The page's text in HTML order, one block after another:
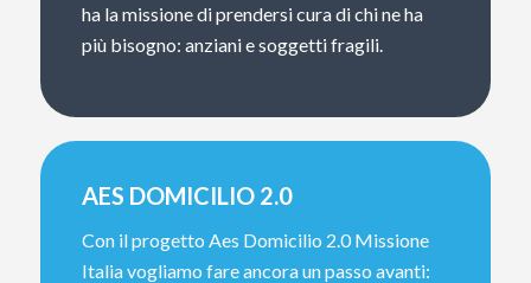
ha la missione di prendersi cura di chi ne ha
più bisogno: anziani e soggetti fragili.
AES DOMICILIO 2.0
Con il progetto Aes Domicilio 2.0 Missione
Italia vogliamo fare ancora un passo avanti: